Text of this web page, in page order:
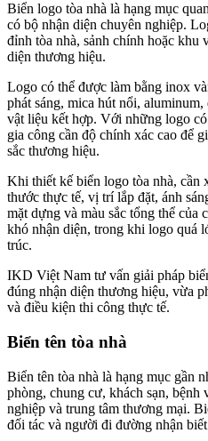
Biển logo tòa nhà là hạng mục
có bộ nhận diện chuyên nghiệp.
đỉnh tòa nhà, sảnh chính hoặc khu
diện thương hiệu.
Logo có thể được làm bằng inox
phát sáng, mica hút nổi,
vật liệu kết hợp. Với những logo
gia công cần độ chính xác cao để
sắc thương hiệu.
Khi thiết kế biển logo tòa nhà, cần
thước thực tế, vị trí lắp đặt, ánh
mặt dựng và màu sắc tổng thể của
khó nhận diện, trong khi logo quá
trúc.
IKD Việt Nam tư vấn giải pháp
đúng nhận diện thương hiệu, vừa
và điều kiện thi công thực tế.
Biển tên tòa nhà
Biển tên tòa nhà là hạng mục gần
phòng, chung cư, khách sạn, bệnh
nghiệp và trung tâm thương mại.
đối tác và người đi đường nhận